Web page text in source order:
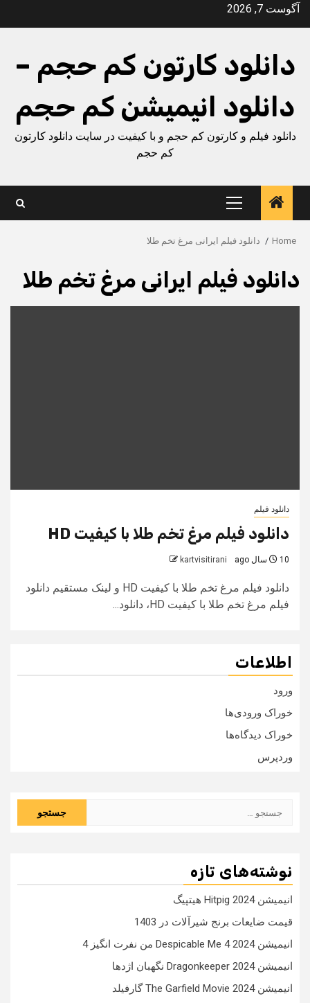
Skipآگوست 7, 2026
دانلود کارتون کم حجم –
دانلود انیمیشن کم حجم
دانلود فیلم و کارتون کم حجم و با کیفیت در سایت دانلود کارتون
کم حجم
Primary
Menu
Home دانلود فیلم ایرانی مرغ تخم طلا
دانلود فیلم ایرانی مرغ تخم طلا
دانلود فیلم
دانلود فیلم مرغ تخم طلا با کیفیت HD
10 سال ago kartvisitirani
دانلود فیلم مرغ تخم طلا با کیفیت HD و لینک مستقیم دانلود
فیلم مرغ تخم طلا با کیفیت HD، دانلود...
اطلاعات
ورود
خوراک ورودی‌ها
خوراک دیدگاه‌ها
وردپرس
نوشته‌های تازه
انیمیشن Hitpig 2024 هیتپیگ
قیمت ضایعات برنج شیرآلات در 1403
انیمیشن Despicable Me 4 2024 من نفرت انگیز 4
انیمیشن Dragonkeeper 2024 نگهبان اژدها
انیمیشن The Garfield Movie 2024 گارفیلد